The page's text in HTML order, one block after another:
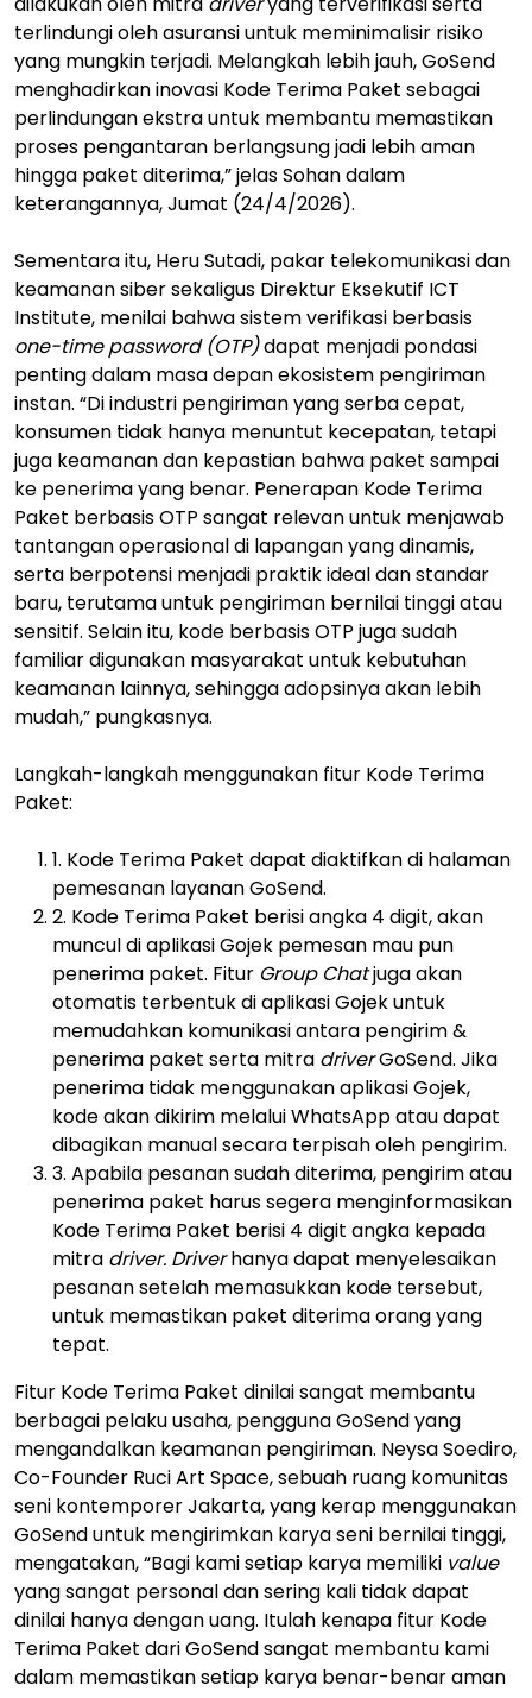
terlindungi oleh asuransi untuk meminimalisir risiko
yang mungkin terjadi. Melangkah lebih jauh, GoSend
menghadirkan inovasi Kode Terima Paket sebagai
perlindungan ekstra untuk membantu memastikan
proses pengantaran berlangsung jadi lebih aman
hingga paket diterima,” jelas Sohan dalam
keterangannya, Jumat (24/4/2026).
Sementara itu, Heru Sutadi, pakar telekomunikasi dan
keamanan siber sekaligus Direktur Eksekutif ICT
Institute, menilai bahwa sistem verifikasi berbasis
one-time password (OTP)dapat menjadi pondasi
penting dalam masa depan ekosistem pengiriman
instan. “Di industri pengiriman yang serba cepat,
konsumen tidak hanya menuntut kecepatan, tetapi
juga keamanan dan kepastian bahwa paket sampai
ke penerima yang benar. Penerapan Kode Terima
Paket berbasis OTP sangat relevan untuk menjawab
tantangan operasional di lapangan yang dinamis,
serta berpotensi menjadi praktik ideal dan standar
baru, terutama untuk pengiriman bernilai tinggi atau
sensitif. Selain itu, kode berbasis OTP juga sudah
familiar digunakan masyarakat untuk kebutuhan
keamanan lainnya, sehingga adopsinya akan lebih
mudah,” pungkasnya.
Langkah-langkah menggunakan fitur Kode Terima
Paket:
1. Kode Terima Paket dapat diaktifkan di halaman
pemesanan layanan GoSend.
2. Kode Terima Paket berisi angka 4 digit, akan
muncul di aplikasi Gojek pemesan mau pun
penerima paket. Fitur Group Chatjuga akan
otomatis terbentuk di aplikasi Gojek untuk
memudahkan komunikasi antara pengirim &
penerima paket serta mitra driverGoSend. Jika
penerima tidak menggunakan aplikasi Gojek,
kode akan dikirim melalui WhatsApp atau dapat
dibagikan manual secara terpisah oleh pengirim.
3. Apabila pesanan sudah diterima, pengirim atau
penerima paket harus segera menginformasikan
Kode Terima Paket berisi 4 digit angka kepada
mitra driver. Driverhanya dapat menyelesaikan
pesanan setelah memasukkan kode tersebut,
untuk memastikan paket diterima orang yang
tepat.
Fitur Kode Terima Paket dinilai sangat membantu
berbagai pelaku usaha, pengguna GoSend yang
mengandalkan keamanan pengiriman. Neysa Soediro,
Co-Founder Ruci Art Space, sebuah ruang komunitas
seni kontemporer Jakarta, yang kerap menggunakan
GoSend untuk mengirimkan karya seni bernilai tinggi,
mengatakan, “Bagi kami setiap karya memiliki value
yang sangat personal dan sering kali tidak dapat
dinilai hanya dengan uang. Itulah kenapa fitur Kode
Terima Paket dari GoSend sangat membantu kami
dalam memastikan setiap karya benar-benar aman